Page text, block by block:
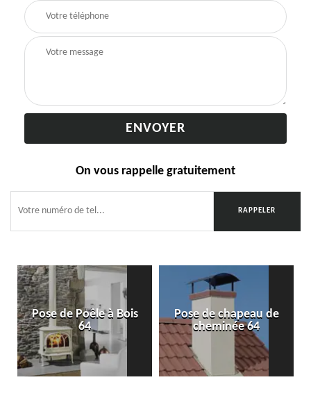
On vous rappelle gratuitement
Pose de Poêle à Bois
64
Pose de chapeau de
cheminée 64